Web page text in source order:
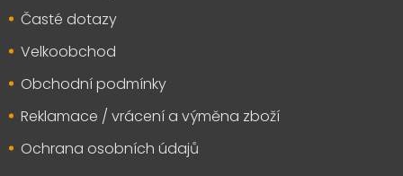
Časté dotazy
Velkoobchod
Obchodní podmínky
Reklamace / vrácení a výměna zboží
Ochrana osobních údajů